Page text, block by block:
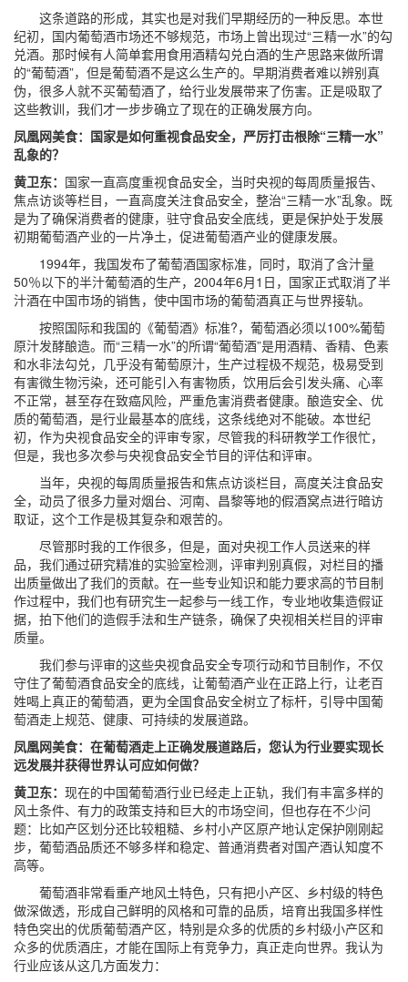
这条道路的形成，其实也是对我们早期经历的一种反思。本世
纪初，国内葡萄酒市场还不够规范，市场上曾出现过“三精一水”的勾
兑酒。那时候有人简单套用食用酒精勾兑白酒的生产思路来做所谓
的“葡萄酒”，但是葡萄酒不是这么生产的。早期消费者难以辨别真
伪，很多人就不买葡萄酒了，给行业发展带来了伤害。正是吸取了
这些教训，我们才一步步确立了现在的正确发展方向。
凤凰网美食：国家是如何重视食品安全，严厉打击根除“三精一水”
乱象的？
黄卫东： 国家一直高度重视食品安全，当时央视的每周质量报告、
焦点访谈等栏目，一直高度关注食品安全，整治“三精一水”乱象。既
是为了确保消费者的健康，驻守食品安全底线，更是保护处于发展
初期葡萄酒产业的一片净土，促进葡萄酒产业的健康发展。
1994年，我国发布了葡萄酒国家标准，同时，取消了含汁量
50％以下的半汁葡萄酒的生产，2004年6月1日，国家正式取消了半
汁酒在中国市场的销售，使中国市场的葡萄酒真正与世界接轨。
按照国际和我国的《葡萄酒》标准?，葡萄酒必须以100%葡萄
原汁发酵酿造。而“三精一水”的所谓“葡萄酒”是用酒精、香精、色素
和水非法勾兑，几乎没有葡萄原汁，生产过程极不规范，极易受到
有害微生物污染，还可能引入有害物质，饮用后会引发头痛、心率
不正常，甚至存在致癌风险，严重危害消费者健康。酿造安全、优
质的葡萄酒，是行业最基本的底线，这条线绝对不能破。本世纪
初，作为央视食品安全的评审专家，尽管我的科研教学工作很忙，
但是，我也多次参与央视食品安全节目的评估和评审。
当年，央视的每周质量报告和焦点访谈栏目，高度关注食品安
全，动员了很多力量对烟台、河南、昌黎等地的假酒窝点进行暗访
取证，这个工作是极其复杂和艰苦的。
尽管那时我的工作很多，但是，面对央视工作人员送来的样
品，我们通过研究精准的实验室检测，评审判别真假，对栏目的播
出质量做出了我们的贡献。在一些专业知识和能力要求高的节目制
作过程中，我们也有研究生一起参与一线工作，专业地收集造假证
据，拍下他们的造假手法和生产链条，确保了央视相关栏目的评审
质量。
我们参与评审的这些央视食品安全专项行动和节目制作，不仅
守住了葡萄酒食品安全的底线，让葡萄酒产业在正路上行，让老百
姓喝上真正的葡萄酒，更为全国食品安全树立了标杆，引导中国葡
萄酒走上规范、健康、可持续的发展道路。
凤凰网美食：在葡萄酒走上正确发展道路后，您认为行业要实现长
远发展并获得世界认可应如何做？
黄卫东： 现在的中国葡萄酒行业已经走上正轨，我们有丰富多样的
风土条件、有力的政策支持和巨大的市场空间，但也存在不少问
题：比如产区划分还比较粗糙、乡村小产区原产地认定保护刚刚起
步，葡萄酒品质还不够多样和稳定、普通消费者对国产酒认知度不
高等。
葡萄酒非常看重产地风土特色，只有把小产区、乡村级的特色
做深做透，形成自己鲜明的风格和可靠的品质，培育出我国多样性
特色突出的优质葡萄酒产区，特别是众多的优质的乡村级小产区和
众多的优质酒庄，才能在国际上有竞争力，真正走向世界。我认为
行业应该从这几方面发力：